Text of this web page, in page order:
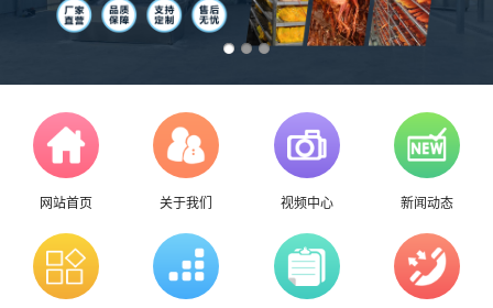
网站首页 关于我们 视频中心 新闻动态